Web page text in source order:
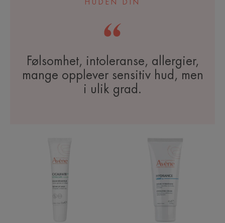
HUDEN DIN
Følsomhet, intoleranse, allergier,
mange opplever sensitiv hud, men
i ulik grad.
Repair
balm
Leppebalm
cream
|
Lett
ansiktskrem